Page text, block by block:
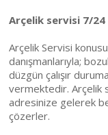
Arçelik servisi 7/24
Arçelik Servisi
danışmanlarıyla;
düzgün çalışır
vermektedir. Arçelik
adresinize gelerek
çözerler.